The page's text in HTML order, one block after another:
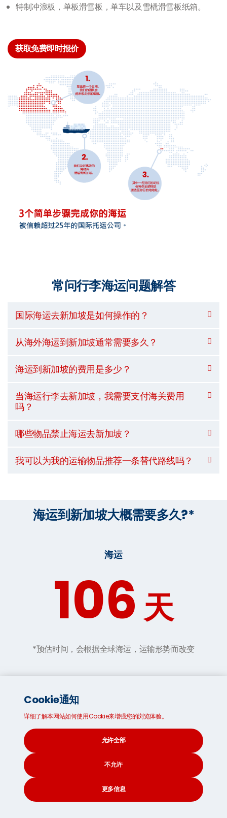
特制冲浪板，单板滑雪板，单车以及雪橇滑雪板纸箱。
获取免费即时报价
常问行李海运问题解答
国际海运去新加坡是如何操作的？
从海外海运到新加坡通常需要多久？
海运到新加坡的费用是多少？
当海运行李去新加坡，我需要支付海关费用
吗？
哪些物品禁止海运去新加坡？
我可以为我的运输物品推荐一条替代路线吗？
海运到新加坡大概需要多久?*
海运
106天
*预估时间，会根据全球海运，运输形势而改变
如何用4个轻松不费力的步骤打包你的
纸箱
在你海运去新加坡的物品正式启程之前，对他们进行安全牢
固的打包是保障他们能够安全完好无损到达目的地的首要因
素。下面为你整理出了4个专业的小贴士来帮助你像专家一样
的打包你的海运纸箱（
请查看我们的
超重行李常见问题解答
Cookie通知
详细了解本网站如何使用Cookie来增强您的浏览体验。
允许全部
不允许
更多信息